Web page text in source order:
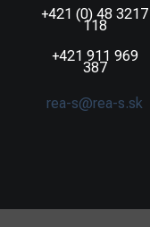
+421 (0) 48 3217
118
+421 911 969
387
rea-s@rea-s.sk